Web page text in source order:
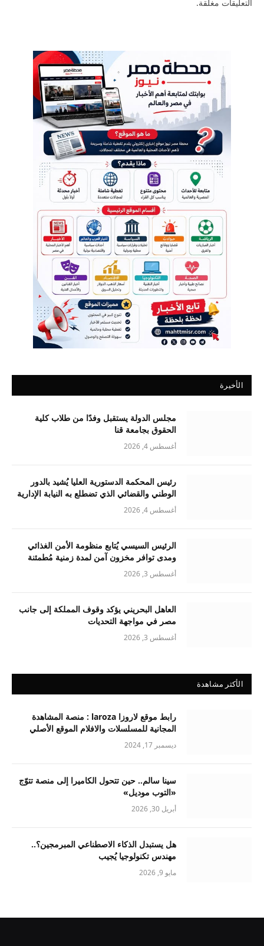
التعليقات مغلقة.
الأخيرة
مجلس الدولة يستقبل وفدًا من طلاب كلية
الحقوق بجامعة قنا
أغسطس 4, 2026
رئيس المحكمة الدستورية العليا يُشيد بالدور
الوطني والقضائي الذي تضطلع به النيابة الإدارية
أغسطس 4, 2026
الرئيس السيسي يُتابع منظومة الأمن الغذائي
ومدى توافر مخزون آمن لمدة زمنية مُطمئنة
أغسطس 3, 2026
العاهل البحريني يؤكد وقوف المملكة إلى جانب
مصر في مواجهة التحديات
أغسطس 3, 2026
الأكثر مشاهدة
رابط موقع لاروزا laroza : منصة المشاهدة
المجانية للمسلسلات والافلام الموقع الأصلي
ديسمبر 17, 2024
سينا سالم.. حين تتحول الكاميرا إلى منصة تتوّج
«التوب موديل»
أبريل 30, 2026
هل يستبدل الذكاء الاصطناعي المبرمجين؟..
مهندس تكنولوجيا يُجيب
مايو 9, 2026